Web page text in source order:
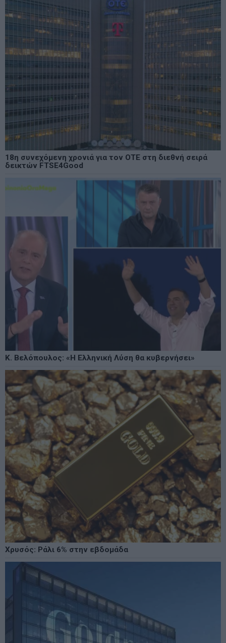
18η συνεχόμενη χρονιά για τον ΟΤΕ στη διεθνή σειρά
δεικτών FTSE4Good
Κ. Βελόπουλος: «Η Ελληνική Λύση θα κυβερνήσει»
Χρυσός: Ράλι 6% στην εβδομάδα